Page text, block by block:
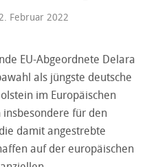
Februar 2022
EU-Abgeordnete Delara
als jüngste deutsche
im Europäischen
insbesondere für den
damit angestrebte
auf der europäischen